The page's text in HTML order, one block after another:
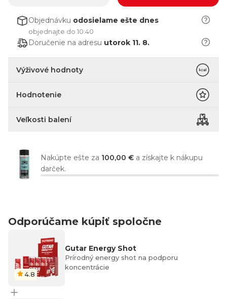
Objednávku odosielame ešte dnes
objednajte do 10:40
Doručenie na adresu utorok 11. 8.
Výživové hodnoty
Hodnotenie
Veľkosti balení
Nakúpte ešte za 100,00 € a získajte k nákupu
darček.
Odporúčame kúpiť spoločne
4.8
Gutar Energy Shot
Prírodný energy shot na podporu
koncentrácie